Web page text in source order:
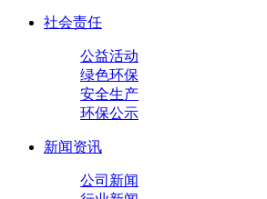
社会责任
公益活动
绿色环保
安全生产
环保公示
新闻资讯
公司新闻